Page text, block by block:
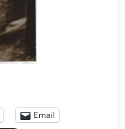
Email